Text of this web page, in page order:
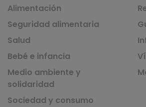
Alimentación
Seguridad alimentaria
Salud
Bebé e infancia
Medio ambiente y
solidaridad
Sociedad y consumo